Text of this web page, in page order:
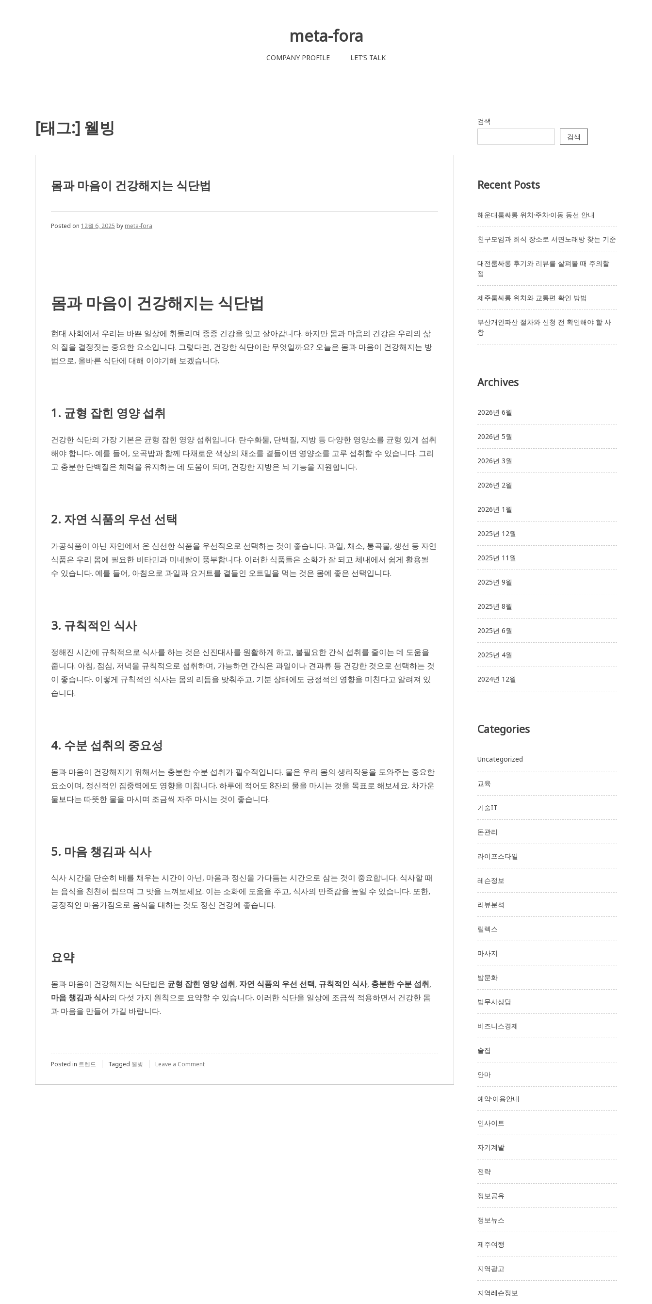
meta-fora
COMPANY PROFILE LET’S TALK
[태그:] 웰빙
몸과 마음이 건강해지는 식단법
Posted on 12월 6, 2025 by meta-fora
몸과 마음이 건강해지는 식단법
현대 사회에서 우리는 바쁜 일상에 휘둘리며 종종 건강을 잊고 살아갑니다. 하지만 몸과 마음의 건강은 우리의 삶
의 질을 결정짓는 중요한 요소입니다. 그렇다면, 건강한 식단이란 무엇일까요? 오늘은 몸과 마음이 건강해지는 방
법으로, 올바른 식단에 대해 이야기해 보겠습니다.
1. 균형 잡힌 영양 섭취
건강한 식단의 가장 기본은 균형 잡힌 영양 섭취입니다. 탄수화물, 단백질, 지방 등 다양한 영양소를 균형 있게 섭취
해야 합니다. 예를 들어, 오곡밥과 함께 다채로운 색상의 채소를 곁들이면 영양소를 고루 섭취할 수 있습니다. 그리
고 충분한 단백질은 체력을 유지하는 데 도움이 되며, 건강한 지방은 뇌 기능을 지원합니다.
2. 자연 식품의 우선 선택
가공식품이 아닌 자연에서 온 신선한 식품을 우선적으로 선택하는 것이 좋습니다. 과일, 채소, 통곡물, 생선 등 자연
식품은 우리 몸에 필요한 비타민과 미네랄이 풍부합니다. 이러한 식품들은 소화가 잘 되고 체내에서 쉽게 활용될
수 있습니다. 예를 들어, 아침으로 과일과 요거트를 곁들인 오트밀을 먹는 것은 몸에 좋은 선택입니다.
3. 규칙적인 식사
정해진 시간에 규칙적으로 식사를 하는 것은 신진대사를 원활하게 하고, 불필요한 간식 섭취를 줄이는 데 도움을
줍니다. 아침, 점심, 저녁을 규칙적으로 섭취하며, 가능하면 간식은 과일이나 견과류 등 건강한 것으로 선택하는 것
이 좋습니다. 이렇게 규칙적인 식사는 몸의 리듬을 맞춰주고, 기분 상태에도 긍정적인 영향을 미친다고 알려져 있
습니다.
4. 수분 섭취의 중요성
몸과 마음이 건강해지기 위해서는 충분한 수분 섭취가 필수적입니다. 물은 우리 몸의 생리작용을 도와주는 중요한
요소이며, 정신적인 집중력에도 영향을 미칩니다. 하루에 적어도 8잔의 물을 마시는 것을 목표로 해보세요. 차가운
물보다는 따뜻한 물을 마시며 조금씩 자주 마시는 것이 좋습니다.
5. 마음 챙김과 식사
식사 시간을 단순히 배를 채우는 시간이 아닌, 마음과 정신을 가다듬는 시간으로 삼는 것이 중요합니다. 식사할 때
는 음식을 천천히 씹으며 그 맛을 느껴보세요. 이는 소화에 도움을 주고, 식사의 만족감을 높일 수 있습니다. 또한,
긍정적인 마음가짐으로 음식을 대하는 것도 정신 건강에 좋습니다.
요약
몸과 마음이 건강해지는 식단법은 균형 잡힌 영양 섭취, 자연 식품의 우선 선택, 규칙적인 식사, 충분한 수분 섭취,
마음 챙김과 식사의 다섯 가지 원칙으로 요약할 수 있습니다. 이러한 식단을 일상에 조금씩 적용하면서 건강한 몸
과 마음을 만들어 가길 바랍니다.
Posted in 트렌드 Tagged 웰빙 Leave a Commenton
검색
검색
Recent Posts
해운대룸싸롱 위치·주차·이동 동선 안내
친구모임과 회식 장소로 서면노래방 찾는 기준
대전룸싸롱 후기와 리뷰를 살펴볼 때 주의할
점
제주룸싸롱 위치와 교통편 확인 방법
부산개인파산 절차와 신청 전 확인해야 할 사
항
Archives
2026년 6월
2026년 5월
2026년 3월
2026년 2월
2026년 1월
2025년 12월
2025년 11월
2025년 9월
2025년 8월
2025년 6월
2025년 4월
2024년 12월
Categories
Uncategorized
교육
기술IT
돈관리
라이프스타일
레슨정보
리뷰분석
릴렉스
마사지
밤문화
법무사상담
비즈니스경제
술집
안마
예약·이용안내
인사이트
자기계발
전략
정보공유
정보뉴스
제주여행
지역광고
지역레슨정보